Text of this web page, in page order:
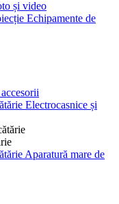
și video
Echipamente de
Electrocasnice și
Aparatură mare de